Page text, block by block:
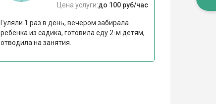
Цена услуги:до 100 руб/час
Гуляли 1 раз в день, вечером забирала
ребенка из садика, готовила еду 2-м детям,
отводила на занятия.